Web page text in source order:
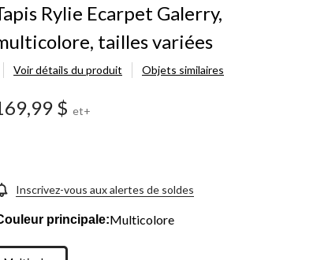
Rylie Ecarpet Galerry,
tailles variées
Voir détails du produit Objets similaires
$ et+
Inscrivez-vous aux alertes de soldes
principale:Multicolore